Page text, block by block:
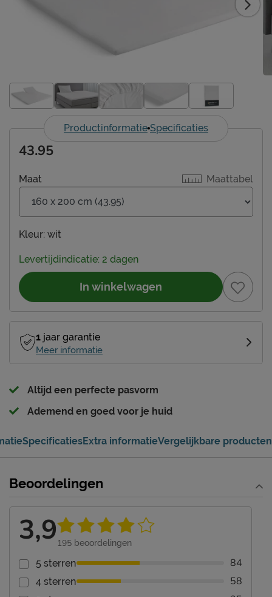
Productinformatie Specificaties
Maattabel
Maat
Kleur: wit
43.95
Levertijdindicatie: 2 dagen
In winkelwagen
1 jaar garantie
Meer informatie
Altijd een perfecte pasvorm
Ademend en goed voor je huid
SpecificatiesExtra informatieVergelijkbare producten
Beoordelingen
3,9 195 beoordelingen
5 sterren 84
4 sterren 58